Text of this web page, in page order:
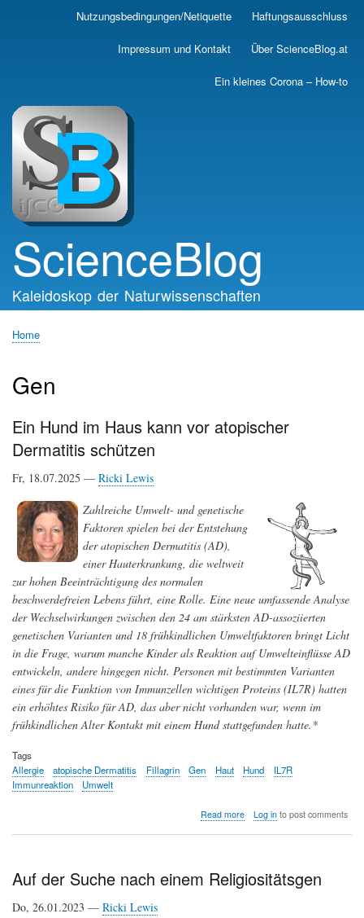
Skip
main
Nutzungsbedingungen/Netiquette Haftungsausschluss
Impressum und Kontakt Über ScienceBlog.at
Ein kleines Corona – How-to
ScienceBlog
Kaleidoskop der Naturwissenschaften
Home
Gen
Ein Hund im Haus kann vor atopischer
Dermatitis schützen
Fr, 18.07.2025 — Ricki Lewis
Zahlreiche Umwelt- und genetische
Faktoren spielen bei der Entstehung
der atopischen Dermatitis (AD),
einer Hauterkrankung, die weltweit
zur hohen Beeinträchtigung des normalen
beschwerdefreien Lebens führt, eine Rolle. Eine neue umfassende Analyse
der Wechselwirkungen zwischen den 24 am stärksten AD-assoziierten
genetischen Varianten und 18 frühkindlichen Umweltfaktoren bringt Licht
in die Frage, warum manche Kinder als Reaktion auf Umwelteinflüsse AD
entwickeln, andere hingegen nicht. Personen mit bestimmten Varianten
eines für die Funktion von Immunzellen wichtigen Proteins (IL7R) hatten
ein erhöhtes Risiko für AD, das aber nicht vorhanden war, wenn im
frühkindlichen Alter Kontakt mit einem Hund stattgefunden hatte.*
Tags
Allergie
atopische Dermatitis Fillagrin Gen Haut Hund
IL7R
Immunreaktion
Umwelt
Read moreabout
kann
Log into post comments
Auf der Suche nach einem Religiositätsgen
Do, 26.01.2023 — Ricki Lewis